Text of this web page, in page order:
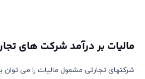
مالیات بر درآمد شرکت های
شرکتهای تجارتی مشمول مالیات را می توان